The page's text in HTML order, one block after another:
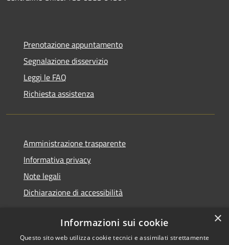
Prenotazione appuntamento
Segnalazione disservizio
Leggi le FAQ
Richiesta assistenza
Amministrazione trasparente
Informativa privacy
Note legali
Dichiarazione di accessibilità
×
Informazioni sui cookie
Questo sito web utilizza cookie tecnici e assimilati strettamente